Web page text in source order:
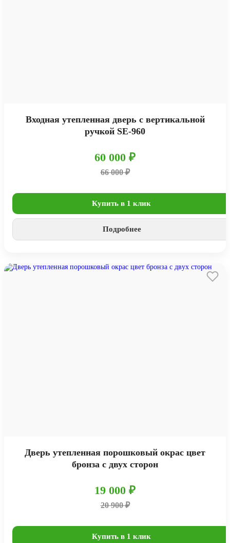
Входная утепленная дверь с вертикальной
ручкой SE-960
60 000 ₽
66 000 ₽
Купить в 1 клик
Подробнее
Дверь утепленная порошковый окрас цвет
бронза с двух сторон
19 000 ₽
20 900 ₽
Купить в 1 клик